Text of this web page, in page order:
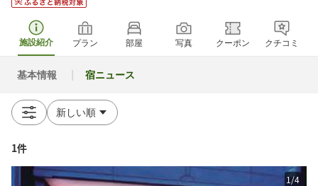
施設紹介 プラン 部屋 写真 クーポン クチコミ
基本情報 宿ニュース
1件
1 /4